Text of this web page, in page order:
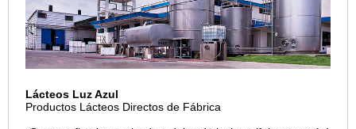
Lácteos Luz Azul
Productos Lácteos Directos de Fábrica